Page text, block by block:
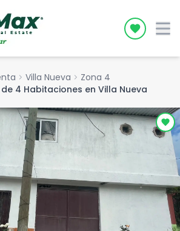
Icon
chevron_right Villa Nueva chevron_right Zona 4
4 Habitaciones en Villa Nueva